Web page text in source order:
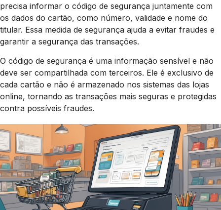
precisa informar o código de segurança juntamente com
os dados do cartão, como número, validade e nome do
titular. Essa medida de segurança ajuda a evitar fraudes e
garantir a segurança das transações.
O código de segurança é uma informação sensível e não
deve ser compartilhada com terceiros. Ele é exclusivo de
cada cartão e não é armazenado nos sistemas das lojas
online, tornando as transações mais seguras e protegidas
contra possíveis fraudes.